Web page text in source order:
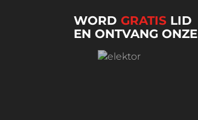
WORDGRATIS LID
EN ONTVANG ONZE